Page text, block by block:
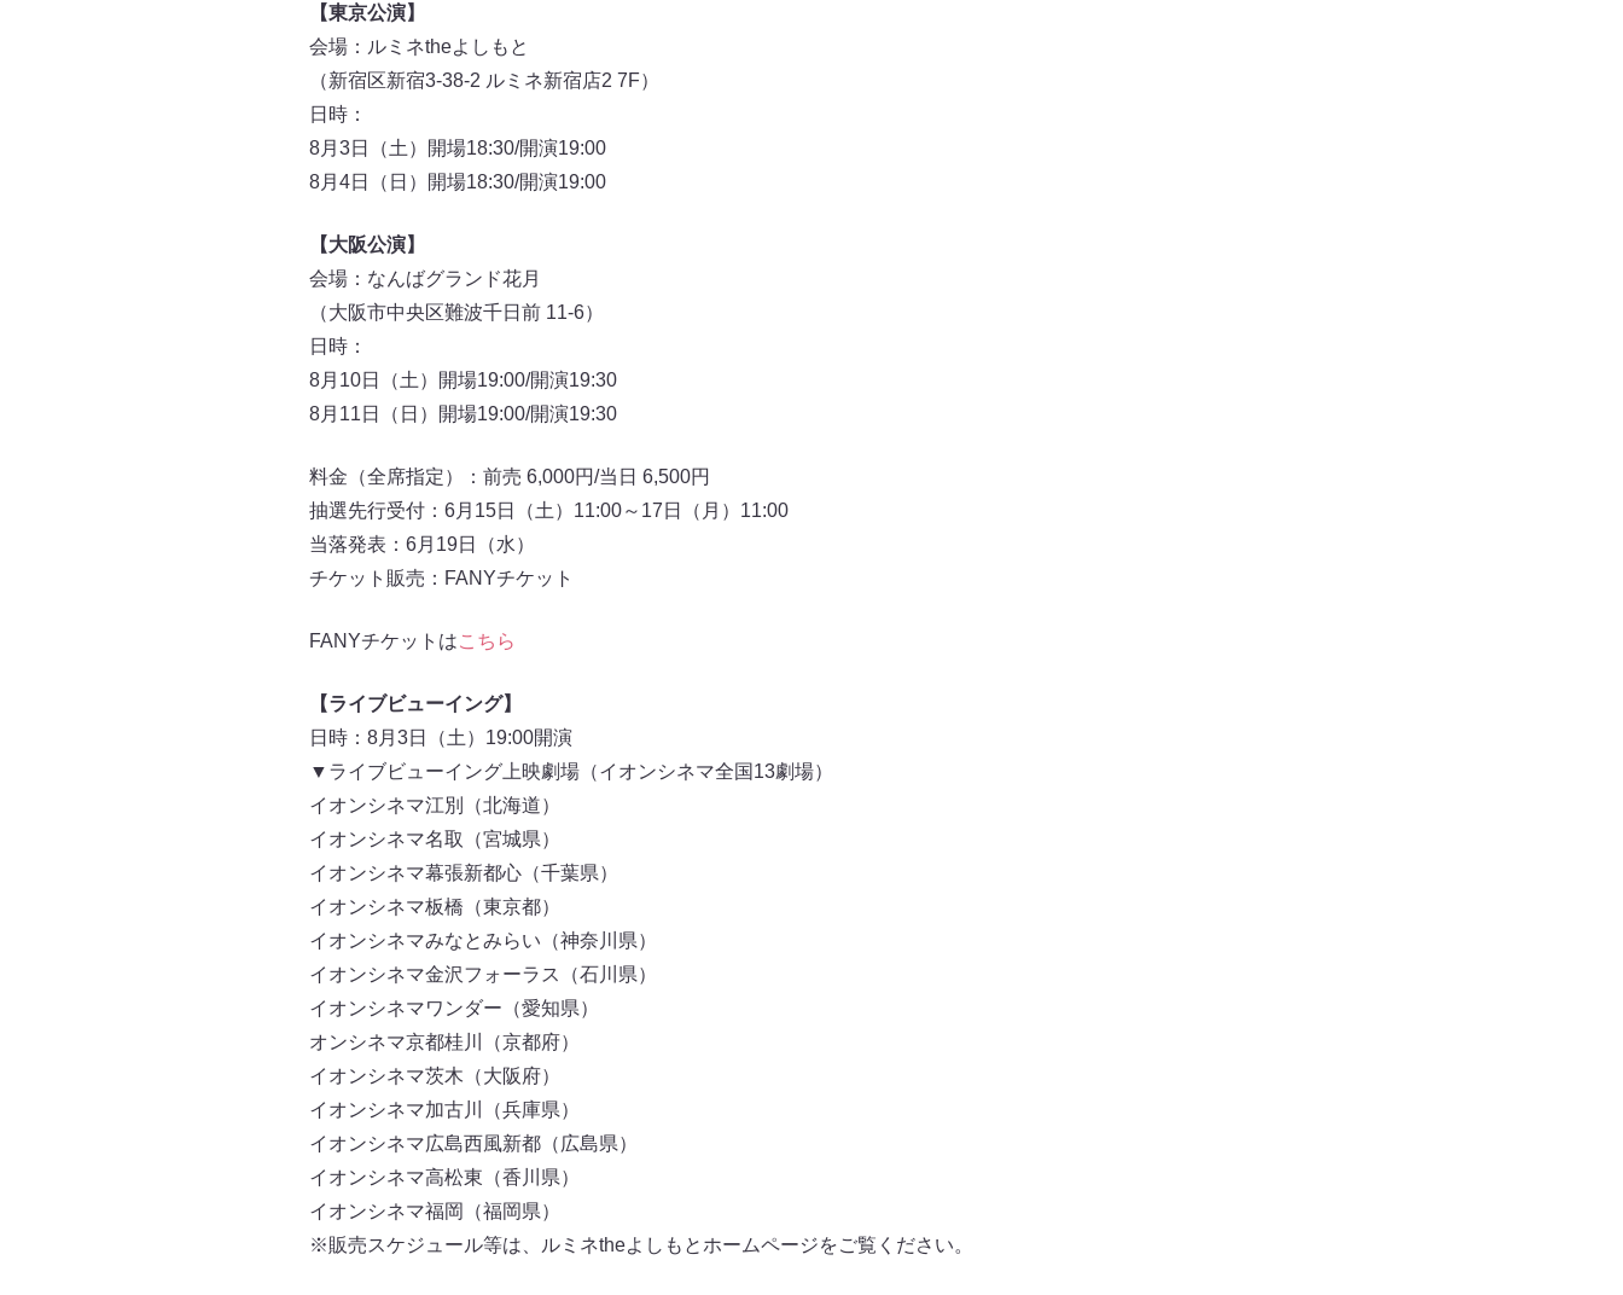
【東京公演】
会場：ルミネtheよしもと
（新宿区新宿3-38-2 ルミネ新宿店2 7F）
日時：
8月3日（土）開場18:30/開演19:00
8月4日（日）開場18:30/開演19:00
【大阪公演】
会場：なんばグランド花月
（大阪市中央区難波千日前 11-6）
日時：
8月10日（土）開場19:00/開演19:30
8月11日（日）開場19:00/開演19:30
料金（全席指定）：前売 6,000円/当日 6,500円
抽選先行受付：6月15日（土）11:00～17日（月）11:00
当落発表：6月19日（水）
チケット販売：FANYチケット
FANYチケットはこちら
【ライブビューイング】
日時：8月3日（土）19:00開演
▼ライブビューイング上映劇場（イオンシネマ全国13劇場）
イオンシネマ江別（北海道）
イオンシネマ名取（宮城県）
イオンシネマ幕張新都心（千葉県）
イオンシネマ板橋（東京都）
イオンシネマみなとみらい（神奈川県）
イオンシネマ金沢フォーラス（石川県）
イオンシネマワンダー（愛知県）
オンシネマ京都桂川（京都府）
イオンシネマ茨木（大阪府）
イオンシネマ加古川（兵庫県）
イオンシネマ広島西風新都（広島県）
イオンシネマ高松東（香川県）
イオンシネマ福岡（福岡県）
※販売スケジュール等は、ルミネtheよしもとホームページをご覧ください。